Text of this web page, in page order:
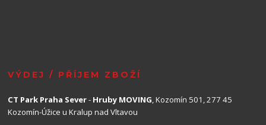
VÝDEJ / PŘÍJEM ZBOŽÍ
CT Park Praha Sever- Hruby MOVING, Kozomín 501, 277 45
Kozomín-Úžice u Kralup nad Vltavou